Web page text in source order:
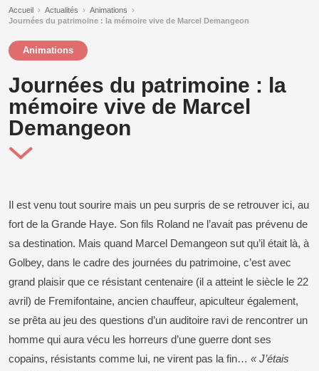
Accueil › Actualités › Animations ›
Journées du patrimoine : la mémoire vive de Marcel Demangeon
Animations
Journées du patrimoine : la
mémoire vive de Marcel
Demangeon
Il est venu tout sourire mais un peu surpris de se retrouver ici, au
fort de la Grande Haye. Son fils Roland ne l’avait pas prévenu de
sa destination. Mais quand Marcel Demangeon sut qu’il était là, à
Golbey, dans le cadre des journées du patrimoine, c’est avec
grand plaisir que ce résistant centenaire (il a atteint le siècle le 22
avril) de Fremifontaine, ancien chauffeur, apiculteur également,
se prêta au jeu des questions d’un auditoire ravi de rencontrer un
homme qui aura vécu les horreurs d’une guerre dont ses
copains, résistants comme lui, ne virent pas la fin… « J’étais